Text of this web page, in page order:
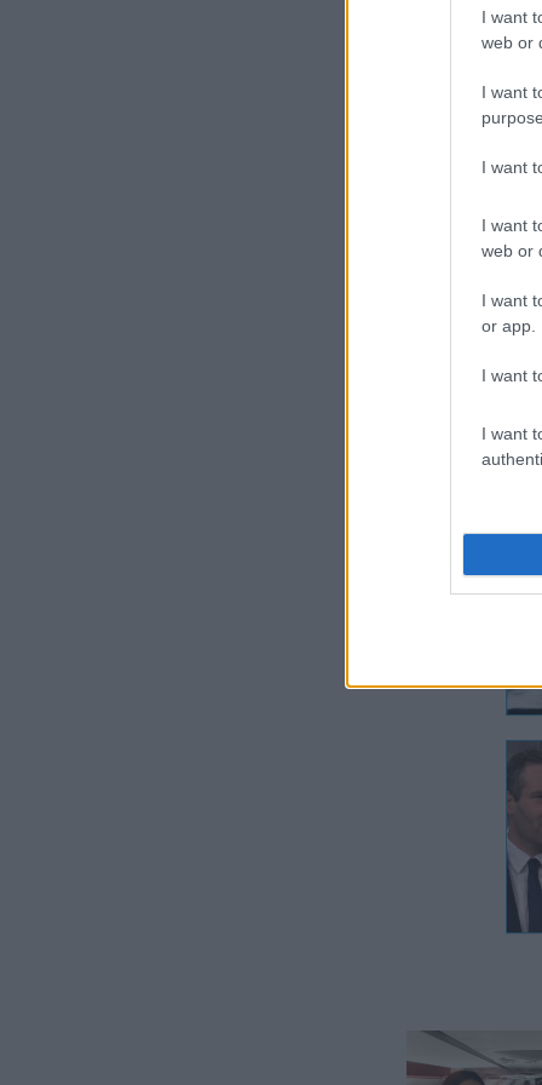
I want
web or
I want
I want
I want
web or
I want
or app.
I want
I want